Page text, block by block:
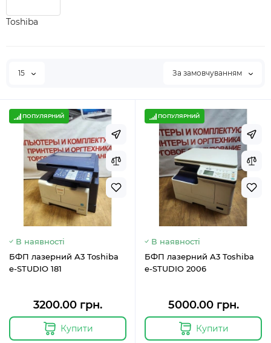
Toshiba
15 За замовчуванням
ПОПУЛЯРНИЙ
В наявності
БФП лазерний A3 Toshiba
e-STUDIO 181
3200.00 грн.
Купити
ПОПУЛЯРНИЙ
В наявності
БФП лазерний A3 Toshiba
e-STUDIO 2006
5000.00 грн.
Купити